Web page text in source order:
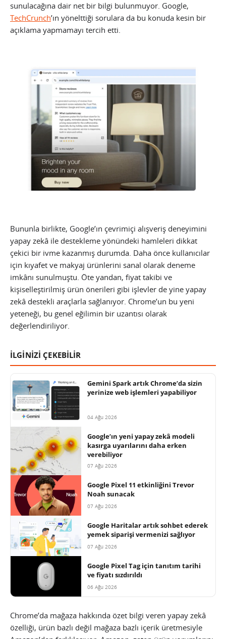
sunulacağına dair net bir bilgi bulunmuyor. Google,
TechCrunch’ın yönelttiği sorulara da bu konuda kesin bir
açıklama yapmamayı tercih etti.
Bununla birlikte, Google’ın çevrimiçi alışveriş deneyimini
yapay zekâ ile destekleme yönündeki hamleleri dikkat
çekici bir ivme kazanmış durumda. Daha önce kullanıcılar
için kıyafet ve makyaj ürünlerini sanal olarak deneme
imkânı sunulmuştu. Öte yandan, fiyat takibi ve
kişiselleştirilmiş ürün önerileri gibi işlevler de yine yapay
zekâ destekli araçlarla sağlanıyor. Chrome’un bu yeni
yeteneği, bu genel eğilimin bir uzantısı olarak
değerlendiriliyor.
İLGİNİZİ ÇEKEBİLİR
Gemini Spark artık Chrome’da sizin
yerinize web işlemleri yapabiliyor
04 Ağu 2026
Google’ın yeni yapay zekâ modeli
kasırga uyarılarını daha erken
verebiliyor
07 Ağu 2026
Google Pixel 11 etkinliğini Trevor
Noah sunacak
07 Ağu 2026
Google Haritalar artık sohbet ederek
yemek siparişi vermenizi sağlıyor
07 Ağu 2026
Google Pixel Tag için tanıtım tarihi
ve fiyatı sızdırıldı
06 Ağu 2026
Chrome’da mağaza hakkında özet bilgi veren yapay zekâ
özelliği, ürün bazlı değil mağaza bazlı içerik üretmesiyle